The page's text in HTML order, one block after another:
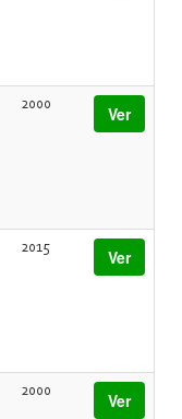
2000 Ver
2015 Ver
2000 Ver